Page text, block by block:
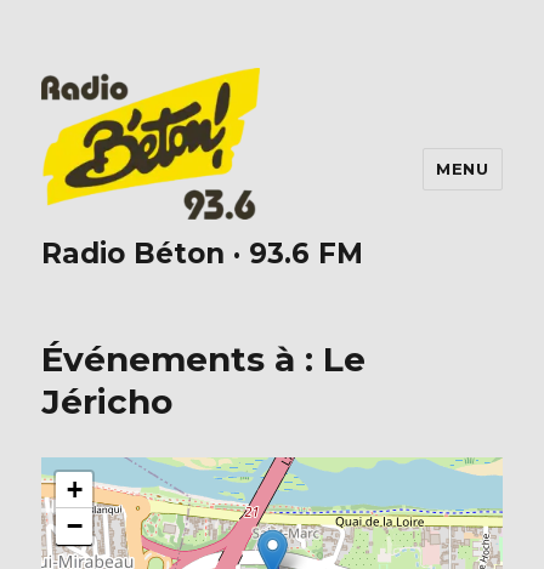
Radio Béton · 93.6 FM
MENU
Événements à : Le
Jéricho
+
−